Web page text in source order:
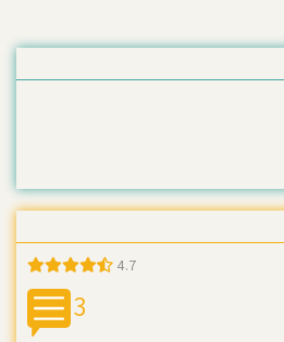
4.7
3